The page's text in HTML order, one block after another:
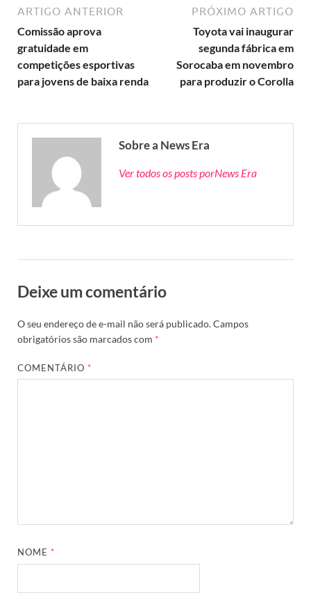
ARTIGO ANTERIOR
Comissão aprova
gratuidade em
competições esportivas
para jovens de baixa renda
PRÓXIMO ARTIGO
Toyota vai inaugurar
segunda fábrica em
Sorocaba em novembro
para produzir o Corolla
Sobre a News Era
Ver todos os posts porNews Era
Deixe um comentário
O seu endereço de e-mail não será publicado.Campos
obrigatórios são marcados com *
COMENTÁRIO*
NOME*